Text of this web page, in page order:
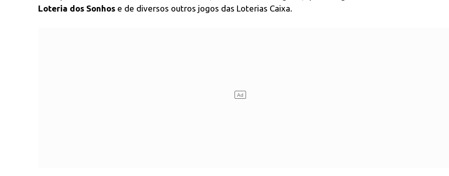
Loteria dos Sonhos e de diversos outros jogos das Loterias Caixa.